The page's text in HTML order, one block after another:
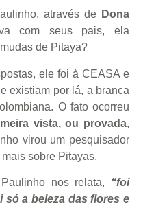
através de Dona
com seus pais, ela
de Pitaya?
ele foi à CEASA e
existiam por lá, a branca
O fato ocorreu
vista, ou provada,
virou um pesquisador
sobre Pitayas.
nos relata, “foi
só a beleza das flores e